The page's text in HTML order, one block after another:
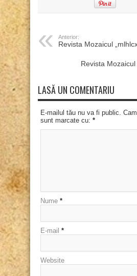
Anterior:
Revista Mozaicul
Revista Mozaicul
LASĂ UN COMENTARIU
E-mailul tău nu va fi public.
sunt marcate cu: *
Nume *
E-mail *
Website